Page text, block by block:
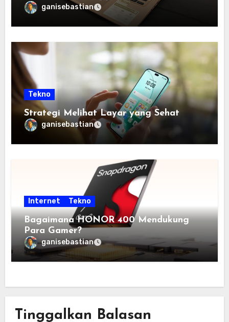
Semua Budget
ganisebastian
Tekno
Strategi Melihat Layar yang Sehat
ganisebastian
Internet Tekno
Bagaimana HONOR 400 Mendukung
Para Gamer?
ganisebastian
Tinggalkan Balasan